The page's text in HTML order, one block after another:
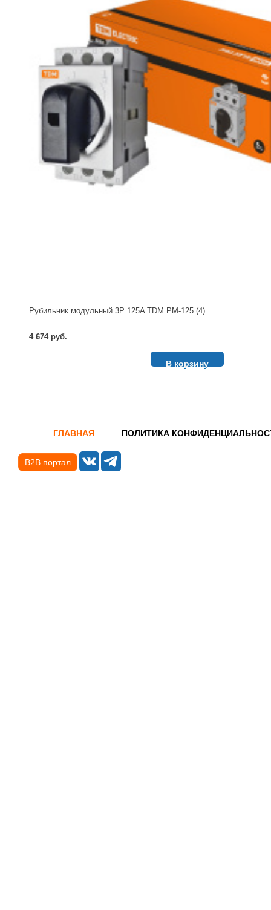
Рубильник модульный 3P 125A TDM РМ-125 (4)
4 674 руб.
В корзину
ГЛАВНАЯ ПОЛИТИКА
B2B портал